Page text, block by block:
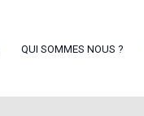
QUI SOMMES NOUS ?